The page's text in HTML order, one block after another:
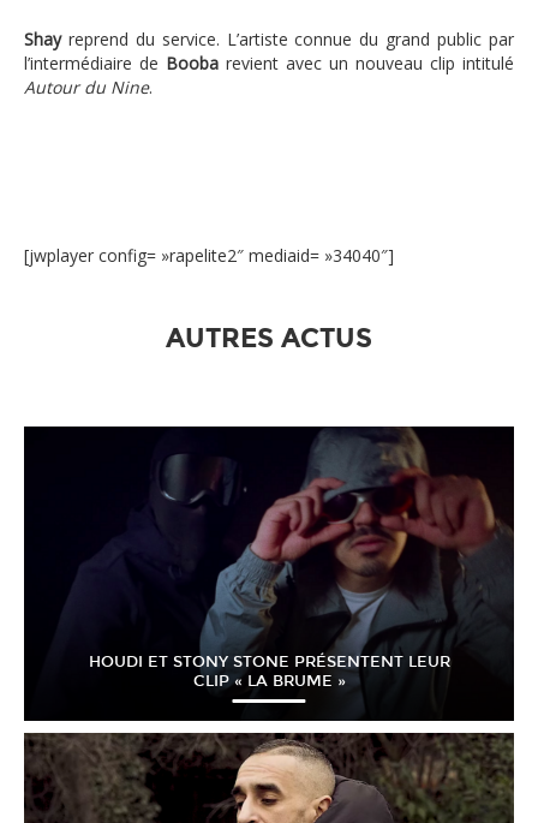
Shayreprend du service. L’artiste connue du grand public par
l’intermédiaire de Booba revient avec un nouveau clip intitulé
Autour du Nine.
[jwplayer config= »rapelite2″ mediaid= »34040″]
AUTRES ACTUS
HOUDI ET STONY STONE PRÉSENTENT LEUR
CLIP « LA BRUME »